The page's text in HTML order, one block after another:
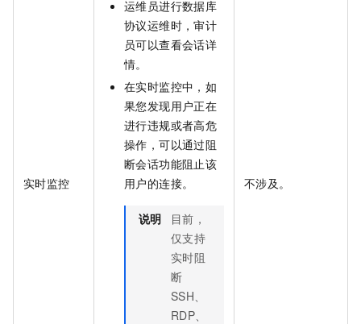
实时监控
运维员进行数据库
协议运维时，审计
员可以查看会话详
情。
在实时监控中，如
果您发现用户正在
进行违规或者高危
操作，可以通过阻
断会话功能阻止该
用户的连接。
说明
目前，
仅支持
实时阻
断
SSH、
RDP、
不涉及。